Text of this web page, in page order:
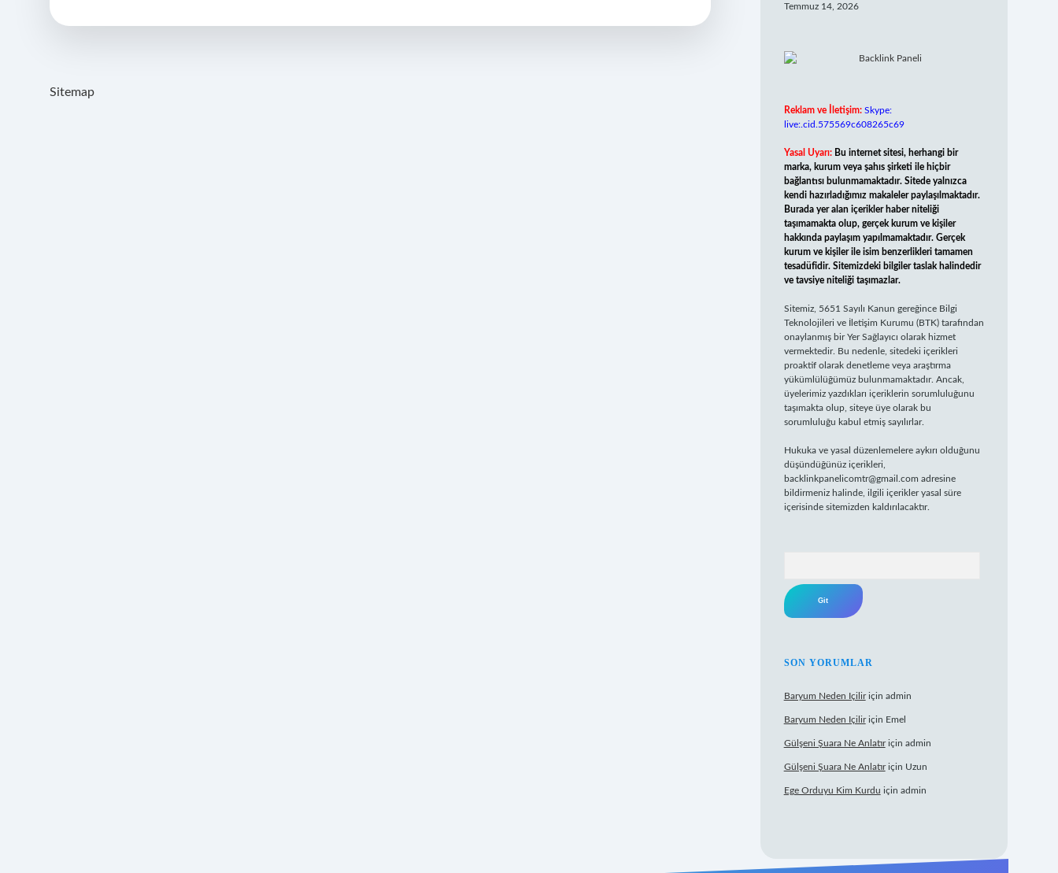
Büyür
Sitemap
Temmuz 14, 2026
Reklam ve İletişim: Skype:
live:.cid.575569c608265c69
Yasal Uyarı: Bu internet sitesi, herhangi bir
marka, kurum veya şahıs şirketi ile hiçbir
bağlantısı bulunmamaktadır. Sitede yalnızca
kendi hazırladığımız makaleler paylaşılmaktadır.
Burada yer alan içerikler haber niteliği
taşımamakta olup, gerçek kurum ve kişiler
hakkında paylaşım yapılmamaktadır. Gerçek
kurum ve kişiler ile isim benzerlikleri tamamen
tesadüfidir. Sitemizdeki bilgiler taslak halindedir
ve tavsiye niteliği taşımazlar.
Sitemiz, 5651 Sayılı Kanun gereğince Bilgi
Teknolojileri ve İletişim Kurumu (BTK) tarafından
onaylanmış bir Yer Sağlayıcı olarak hizmet
vermektedir. Bu nedenle, sitedeki içerikleri
proaktif olarak denetleme veya araştırma
yükümlülüğümüz bulunmamaktadır. Ancak,
üyelerimiz yazdıkları içeriklerin sorumluluğunu
taşımakta olup, siteye üye olarak bu
sorumluluğu kabul etmiş sayılırlar.
Hukuka ve yasal düzenlemelere aykırı olduğunu
düşündüğünüz içerikleri,
backlinkpanelicomtr@gmail.com adresine
bildirmeniz halinde, ilgili içerikler yasal süre
içerisinde sitemizden kaldırılacaktır.
SON YORUMLAR
Baryum Neden Içiliriçin admin
Baryum Neden Içiliriçin Emel
Gülşeni Şuara Ne Anlatıriçin admin
Gülşeni Şuara Ne Anlatıriçin Uzun
Ege Orduyu Kim Kurdu için admin